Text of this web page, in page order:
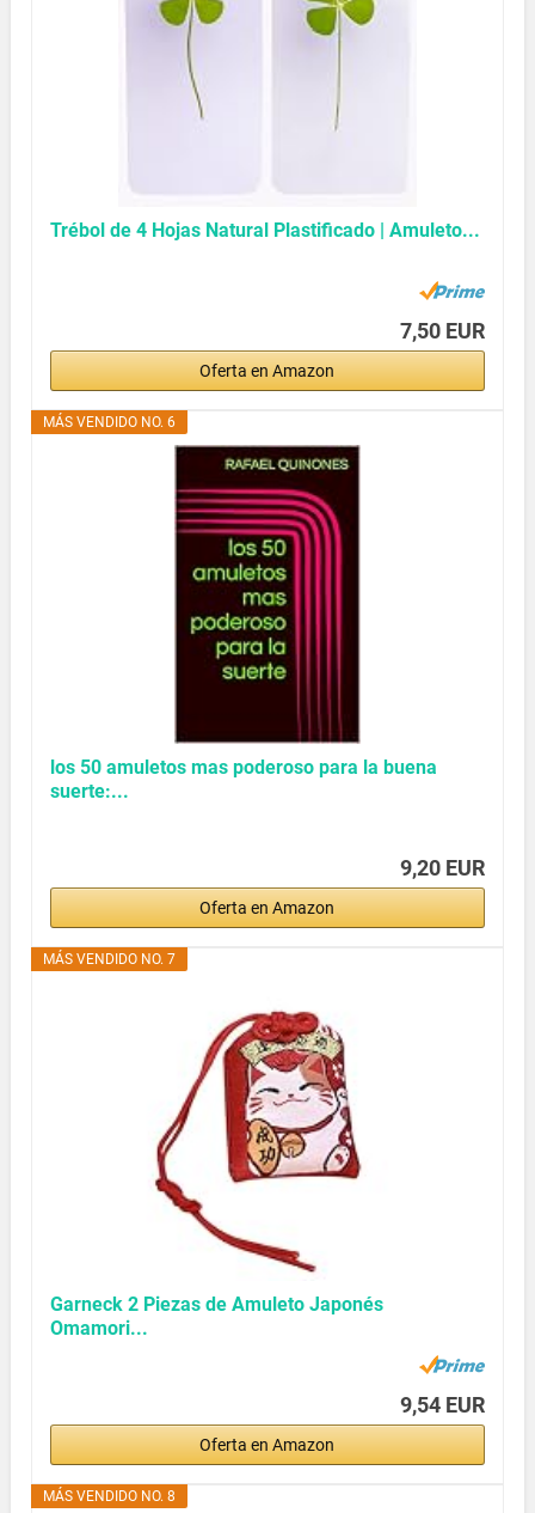
Trébol de 4 Hojas Natural Plastificado | Amuleto...
7,50 EUR
Oferta en Amazon
MÁS VENDIDO NO. 6
los 50 amuletos mas poderoso para la buena
suerte:...
9,20 EUR
Oferta en Amazon
MÁS VENDIDO NO. 7
Garneck 2 Piezas de Amuleto Japonés
Omamori...
9,54 EUR
Oferta en Amazon
MÁS VENDIDO NO. 8